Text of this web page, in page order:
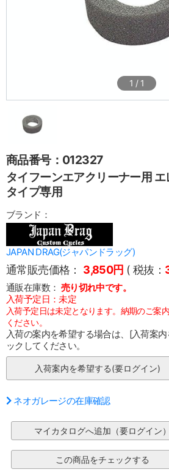
1 / 1
商品番号：012327
タイフーンエアクリーナー用
タイプ専用
ブランド：
JAPAN DRAG(ジャパンドラッグ)
通常販売価格： 3,850円 ( 税抜：
通販在庫数： 売り切れ中です。
入荷予定日：未定
入荷予定日は未定となります。納期のご案
ください。
入荷の案内を希望する場合は、[入荷案
ックしてください。
ネオガレージの在庫確認